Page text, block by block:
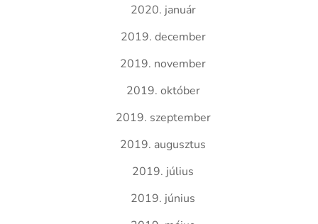
2020. január
2019. december
2019. november
2019. október
2019. szeptember
2019. augusztus
2019. július
2019. június